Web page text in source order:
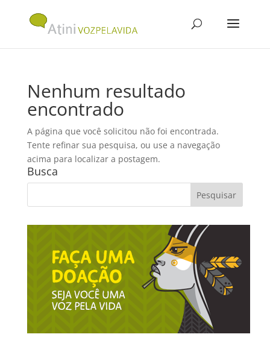
Nenhum resultado
encontrado
A página que você solicitou não foi encontrada.
Tente refinar sua pesquisa, ou use a navegação
acima para localizar a postagem.
Busca